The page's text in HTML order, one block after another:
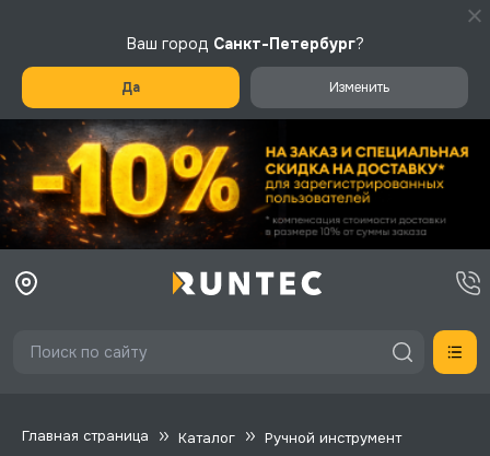
Ваш город Санкт-Петербург?
Да Изменить
Главная страница Каталог
Ручной инструмент